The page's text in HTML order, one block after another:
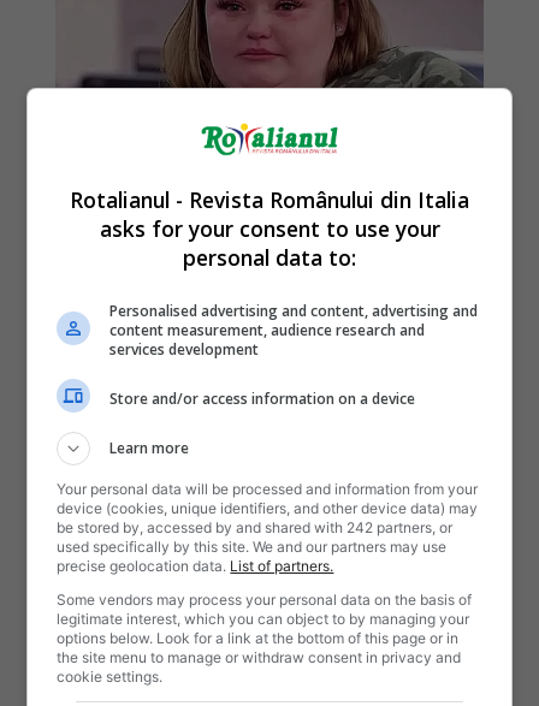
Rotalianul - Revista Românului din Italia
asks for your consent to use your
personal data to:
Personalised advertising and content, advertising and
content measurement, audience research and
services development
Store and/or access information on a device
Learn more
Your personal data will be processed and information from your
device (cookies, unique identifiers, and other device data) may
be stored by, accessed by and shared with 242 partners, or
used specifically by this site. We and our partners may use
precise geolocation data. List of partners.
Some vendors may process your personal data on the basis of
legitimate interest, which you can object to by managing your
options below. Look for a link at the bottom of this page or in
the site menu to manage or withdraw consent in privacy and
cookie settings.